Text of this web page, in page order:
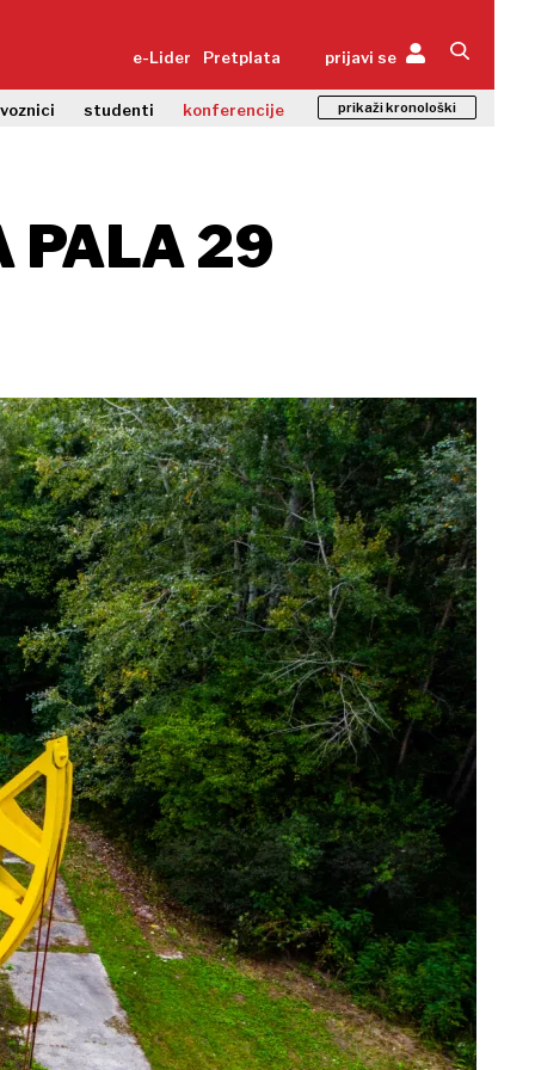
e-Lider Pretplata prijavi se
studenti konferencije prikaži kronološki
PALA 29